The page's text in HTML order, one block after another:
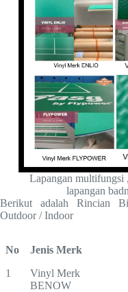
Lapangan multifungsi
lapangan
Berikut adalah Rincian
Outdoor / Indoor
No Jenis Merk
1
Vinyl Merk
BENOW